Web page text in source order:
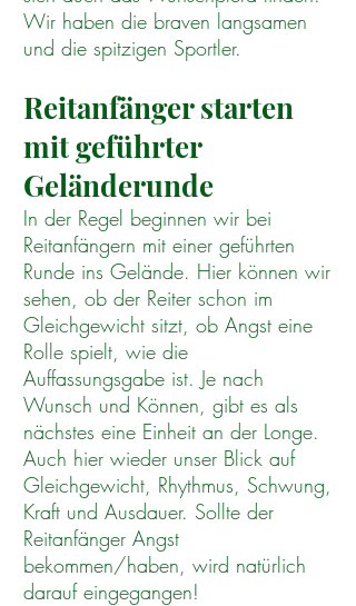
Wir haben die braven langsamen
und die spitzigen Sportler.
Reitanfänger starten
mit geführter
Geländerunde
In der Regel beginnen wir bei
Reitanfängern mit einer geführten
Runde ins Gelände. Hier können wir
sehen, ob der Reiter schon im
Gleichgewicht sitzt, ob Angst eine
Rolle spielt, wie die
Auffassungsgabe ist. Je nach
Wunsch und Können, gibt es als
nächstes eine Einheit an der Longe.
Auch hier wieder unser Blick auf
Gleichgewicht, Rhythmus, Schwung,
Kraft und Ausdauer. Sollte der
Reitanfänger Angst
bekommen/haben, wird natürlich
darauf eingegangen!